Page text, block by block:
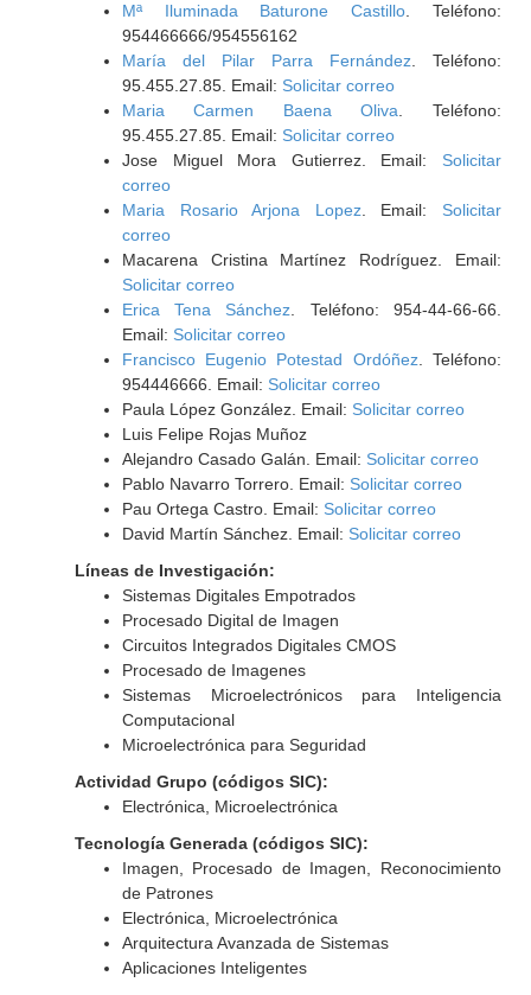
Mª Iluminada Baturone Castillo . Teléfono:
954466666/954556162
María del Pilar Parra Fernández. Teléfono:
95.455.27.85. Email: Solicitar correo
Maria Carmen Baena Oliva . Teléfono:
95.455.27.85. Email: Solicitar correo
Jose Miguel Mora Gutierrez. Email: Solicitar
correo
Maria Rosario Arjona Lopez. Email: Solicitar
correo
Macarena Cristina Martínez Rodríguez. Email:
Solicitar correo
Erica Tena Sánchez . Teléfono: 954-44-66-66.
Email: Solicitar correo
Francisco Eugenio Potestad Ordóñez. Teléfono:
954446666. Email: Solicitar correo
Paula López González. Email: Solicitar correo
Luis Felipe Rojas Muñoz
Alejandro Casado Galán. Email: Solicitar correo
Pablo Navarro Torrero. Email: Solicitar correo
Pau Ortega Castro. Email: Solicitar correo
David Martín Sánchez. Email: Solicitar correo
Líneas de Investigación:
Sistemas Digitales Empotrados
Procesado Digital de Imagen
Circuitos Integrados Digitales CMOS
Procesado de Imagenes
Sistemas Microelectrónicos para Inteligencia
Computacional
Microelectrónica para Seguridad
Actividad Grupo (códigos SIC):
Electrónica, Microelectrónica
Tecnología Generada (códigos SIC):
Imagen, Procesado de Imagen, Reconocimiento
de Patrones
Electrónica, Microelectrónica
Arquitectura Avanzada de Sistemas
Aplicaciones Inteligentes